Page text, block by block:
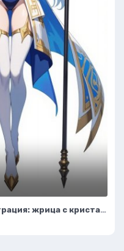
Изысканная иллюстрация: жрица с кристальным посохом и волшебным светом. Нейронная сеть Flux.1